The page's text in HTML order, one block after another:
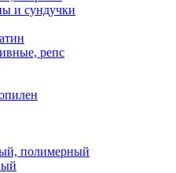
и сундучки
репс
полимерный